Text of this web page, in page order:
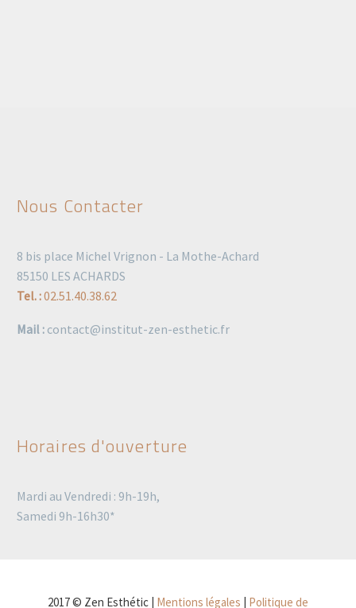
Nous Contacter
8 bis place Michel Vrignon - La Mothe-Achard
85150 LES ACHARDS
Tel. :02.51.40.38.62
Mail : contact@institut-zen-esthetic.fr
Horaires d'ouverture
Mardi au Vendredi : 9h-19h,
Samedi 9h-16h30*
2017 © Zen Esthétic | Mentions légales | Politique de